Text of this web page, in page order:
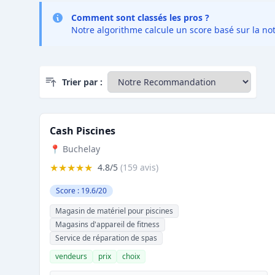
Comment sont classés les pros ?
Notre algorithme calcule un score basé sur la
Trier par :
Cash Piscines
📍 Buchelay
★★★★★ 4.8/5 (159 avis)
Score : 19.6/20
Magasin de matériel pour piscines
Magasins d'appareil de fitness
Service de réparation de spas
vendeurs
prix choix